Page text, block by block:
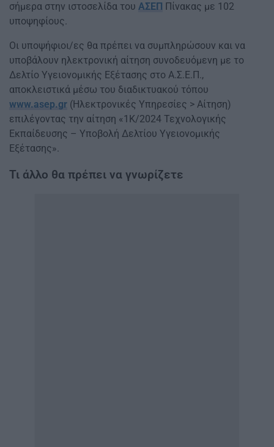
σήμερα στην ιστοσελίδα του ΑΣΕΠ Πίνακας με 102
υποψηφίους.
Οι υποψήφιοι/ες θα πρέπει να συμπληρώσουν και να
υποβάλουν ηλεκτρονική αίτηση συνοδευόμενη με το
Δελτίο Υγειονομικής Εξέτασης στο Α.Σ.Ε.Π.,
αποκλειστικά μέσω του διαδικτυακού τόπου
www.asep.gr (Ηλεκτρονικές Υπηρεσίες > Αίτηση)
επιλέγοντας την αίτηση «1Κ/2024 Τεχνολογικής
Εκπαίδευσης – Υποβολή Δελτίου Υγειονομικής
Εξέτασης».
Τι άλλο θα πρέπει να γνωρίζετε